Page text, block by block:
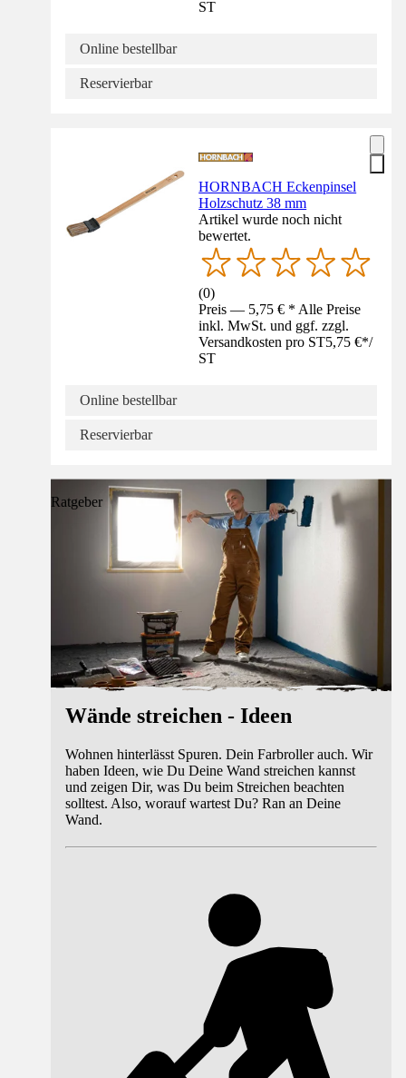
ST
Online bestellbar
Reservierbar
HORNBACH Eckenpinsel
Holzschutz 38 mm
Artikel wurde noch nicht
bewertet.
(0)
Preis — 5,75 € * Alle Preise
inkl. MwSt. und ggf. zzgl.
Versandkosten pro ST5,75 €*/
ST
Online bestellbar
Reservierbar
Ratgeber
Wände streichen - Ideen
Wohnen hinterlässt Spuren. Dein Farbroller auch. Wir
haben Ideen, wie Du Deine Wand streichen kannst
und zeigen Dir, was Du beim Streichen beachten
solltest. Also, worauf wartest Du? Ran an Deine
Wand.